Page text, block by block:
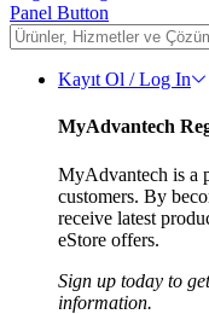
Panel Button
Kayıt Ol / Log In
MyAdvantech
MyAdvantech is a
customers. By
receive latest
eStore offers.
Sign up today to
information.